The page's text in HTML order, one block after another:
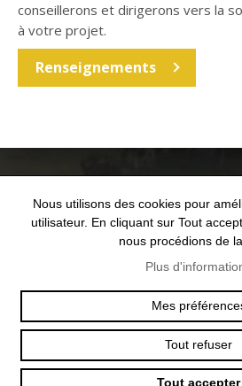
conseillerons et dirigerons vers la
à votre projet.
Renseignements
CH - 1530
© 2025 TEXUM SA. ALL RIGHTS RESERVED–
Nous utilisons des cookies pour
utilisateur. En cliquant sur Tout
nous procédions de
Plus
Mes
Tout refuser
Tout accepter